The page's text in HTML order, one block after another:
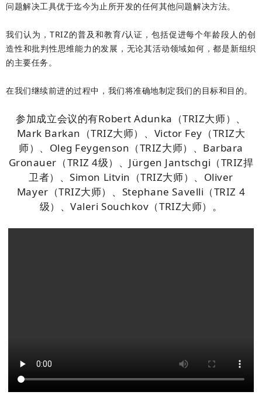
问题解决工具优于迄今为止所开发的任何其他问题解决方法。
我们认为，TRIZ的普及和教育/认证，包括促进每个年龄段人的创
造性和批判性思维能力的发展，无论其活动领域如何，都是新组织
的主要任务。
在我们继续前进的过程中，我们将准确地制定我们的目标和目的。
参加成立会议的有Robert Adunka（TRIZ大师）、
Mark Barkan（TRIZ大师）、Victor Fey（TRIZ大
师）、Oleg Feygenson（TRIZ大师）、Barbara
Gronauer（TRIZ 4级）、Jürgen Jantschgi（TRIZ捍
卫者）、Simon Litvin（TRIZ大师）、Oliver
Mayer（TRIZ大师）、Stephane Savelli（TRIZ 4
级）、Valeri Souchkov（TRIZ大师）。